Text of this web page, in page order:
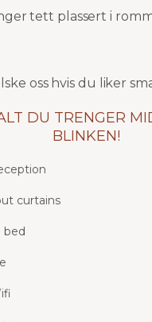
tett plassert i
oss hvis du liker
ut alle
DU TRENGER
BLINKEN!
curtains
bed